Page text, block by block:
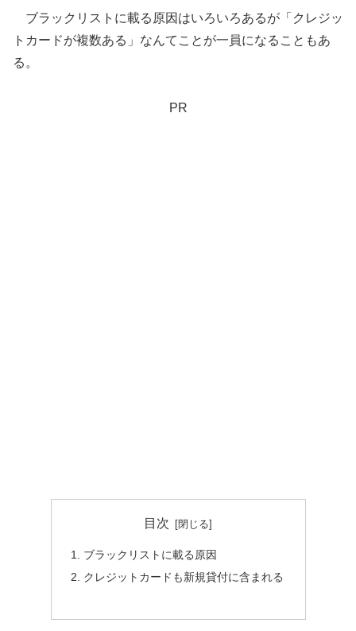
ブラックリストに載る原因はいろいろあるが「クレジッ
トカードが複数ある」なんてことが一員になることもあ
る。
PR
目次
ブラックリストに載る原因
クレジットカードも新規貸付に含まれる